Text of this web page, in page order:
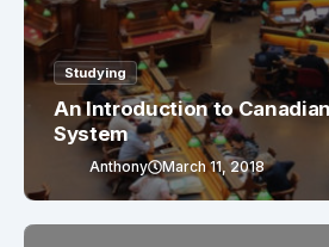
Studying
An Introduction to
System
Anthony March 11, 2018